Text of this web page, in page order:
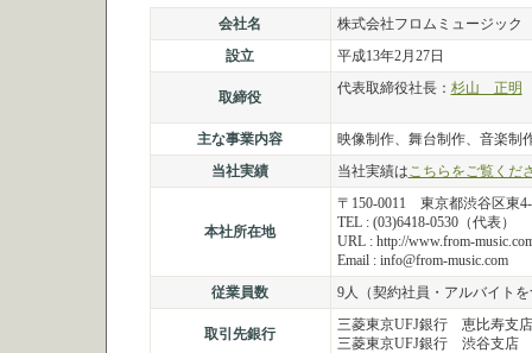
会社名
株式会社フロムミュージック
設立
平成13年2月27日
取締役
代表取締役社長： 杉山 正明
主な事業内容
映像制作、舞台制作、音楽制
当社実績
当社実績はこちらをご覧くだ
本社所在地
〒150-0011 東京都渋谷区東
TEL : (03)6418-0530（代表）
URL : http://www.from-
Email : info@from-music.com
従業員数
9人（契約社員・アルバイト
取引先銀行
三菱東京UFJ銀行 恵比寿支店
三菱東京UFJ銀行 渋谷支店